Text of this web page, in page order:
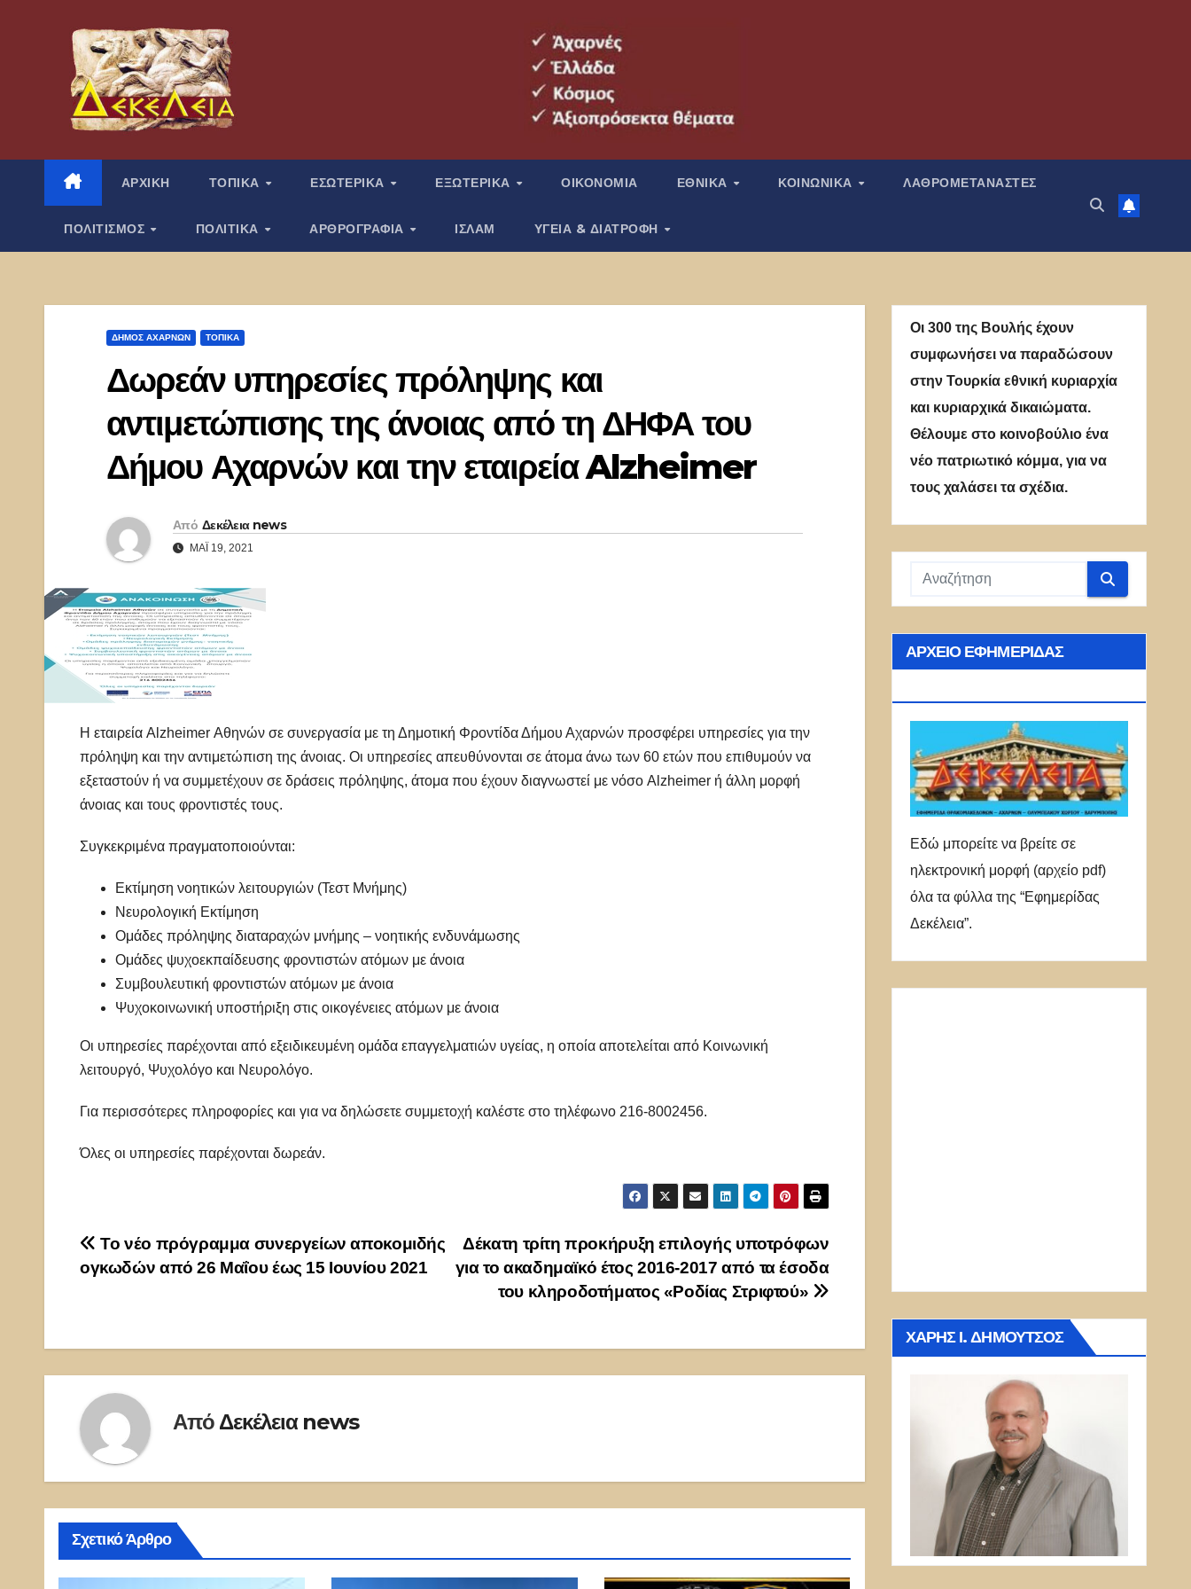
περιεχόμενο
ΑΡΧΙΚΗ ΤΟΠΙΚΑ ΕΣΩΤΕΡΙΚΑ ΕΞΩΤΕΡΙΚΑ ΟΙΚΟΝΟΜΙΑ ΕΘΝΙΚΑ ΚΟΙΝΩΝΙΚΑ ΛΑΘΡΟΜΕΤΑΝΑΣΤΕΣ
ΠΟΛΙΤΙΣΜΟΣ ΠΟΛΙΤΙΚΑ ΑΡΘΡΟΓΡΑΦΙΑ ΙΣΛΑΜ ΥΓΕΙΑ & ΔΙΑΤΡΟΦΗ
ΔΉΜΟΣ ΑΧΑΡΝΏΝ ΤΟΠΙΚΑ
Δωρεάν υπηρεσίες πρόληψης και
αντιμετώπισης της άνοιας από τη ΔΗΦΑ του
Δήμου Αχαρνών και την εταιρεία Alzheimer
Από Δεκέλεια news
ΜΆΙ 19, 2021
Η εταιρεία Alzheimer Αθηνών σε συνεργασία με τη Δημοτική Φροντίδα Δήμου Αχαρνών προσφέρει υπηρεσίες για την
πρόληψη και την αντιμετώπιση της άνοιας. Οι υπηρεσίες απευθύνονται σε άτομα άνω των 60 ετών που επιθυμούν να
εξεταστούν ή να συμμετέχουν σε δράσεις πρόληψης, άτομα που έχουν διαγνωστεί με νόσο Alzheimer ή άλλη μορφή
άνοιας και τους φροντιστές τους.
Συγκεκριμένα πραγματοποιούνται:
Εκτίμηση νοητικών λειτουργιών (Τεστ Μνήμης)
Νευρολογική Εκτίμηση
Ομάδες πρόληψης διαταραχών μνήμης – νοητικής ενδυνάμωσης
Ομάδες ψυχοεκπαίδευσης φροντιστών ατόμων με άνοια
Συμβουλευτική φροντιστών ατόμων με άνοια
Ψυχοκοινωνική υποστήριξη στις οικογένειες ατόμων με άνοια
Οι υπηρεσίες παρέχονται από εξειδικευμένη ομάδα επαγγελματιών υγείας, η οποία αποτελείται από Κοινωνική
λειτουργό, Ψυχολόγο και Νευρολόγο.
Για περισσότερες πληροφορίες και για να δηλώσετε συμμετοχή καλέστε στο τηλέφωνο 216-8002456.
Όλες οι υπηρεσίες παρέχονται δωρεάν.
Πλοήγηση
άρθρων
Δέκατη τρίτη προκήρυξη επιλογής υποτρόφων
για το ακαδημαϊκό έτος 2016-2017 από τα έσοδα
του κληροδοτήματος «Ροδίας Στριφτού»
Το νέο πρόγραμμα συνεργείων αποκομιδής
ογκωδών από 26 Μαΐου έως 15 Ιουνίου 2021
Από Δεκέλεια news
Σχετικό Άρθρο
Οι 300 της Βουλής έχουν
συμφωνήσει να παραδώσουν
στην Τουρκία εθνική κυριαρχία
και κυριαρχικά δικαιώματα.
Θέλουμε στο κοινοβούλιο ένα
νέο πατριωτικό κόμμα, για να
τους χαλάσει τα σχέδια.
ΑΡΧΕΊΟ ΕΦΗΜΕΡΊΔΑΣ
Εδώ μπορείτε να βρείτε σε
ηλεκτρονική μορφή (αρχείο pdf)
όλα τα φύλλα της “Εφημερίδας
Δεκέλεια”.
ΧΆΡΗΣ Ι. ΔΗΜΟΎΤΣΟΣ